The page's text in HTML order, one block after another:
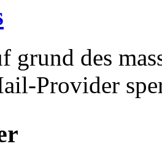
grund des
Provider